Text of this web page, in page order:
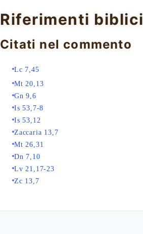
Riferimenti biblici
Citati nel commento
Lc 7,45
Mt 20,13
Gn 9,6
Is 53,7-8
Is 53,12
Zaccaria 13,7
Mt 26,31
Dn 7,10
Lv 21,17-23
Zc 13,7